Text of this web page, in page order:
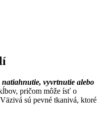
natiahnutie, vyvrtnutie alebo
pričom môže ísť o
sú pevné tkanivá, ktoré